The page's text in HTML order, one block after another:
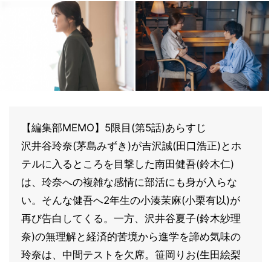
【編集部MEMO】5限目(第5話)あらすじ
沢井谷玲奈(茅島みずき)が吉沢誠(田口浩正)とホ
テルに入るところを目撃した南田健吾(鈴木仁)
は、玲奈への複雑な感情に部活にも身が入らな
い。そんな健吾へ2年生の小湊茉麻(小栗有以)が
再び告白してくる。一方、沢井谷夏子(鈴木紗理
奈)の無理解と経済的苦境から進学を諦め気味の
玲奈は、中間テストを欠席。笹岡りお(生田絵梨